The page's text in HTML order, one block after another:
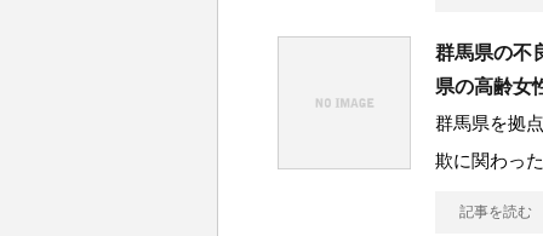
群馬県の不
県の高齢女
群馬県を拠
欺に関わっ
記事を読む